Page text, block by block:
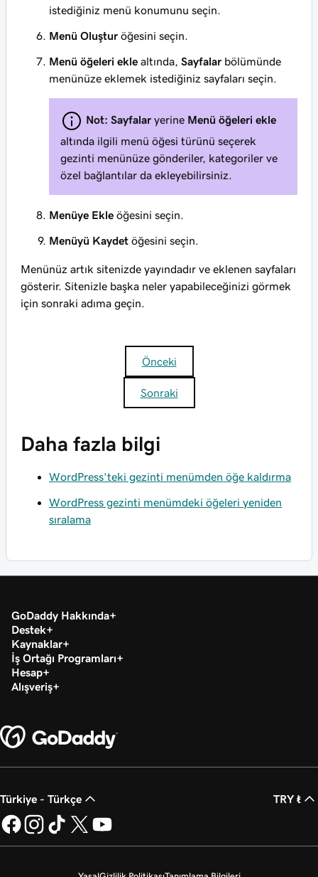
istediğiniz menü konumunu seçin.
Menü Oluştur öğesini seçin.
Menü öğeleri ekle altında, Sayfalar bölümünde
menünüze eklemek istediğiniz sayfaları seçin.
Not: Sayfalar yerine Menü öğeleri ekle
altında ilgili menü öğesi türünü seçerek
gezinti menünüze gönderiler, kategoriler ve
özel bağlantılar da ekleyebilirsiniz.
Menüye Ekle öğesini seçin.
Menüyü Kaydet öğesini seçin.
Menünüz artık sitenizde yayındadır ve eklenen sayfaları
gösterir. Sitenizle başka neler yapabileceğinizi görmek
için sonraki adıma geçin.
Önceki
Sonraki
Daha fazla bilgi
WordPress’teki gezinti menümden öğe kaldırma
WordPress gezinti menümdeki öğeleri yeniden
sıralama
GoDaddy Hakkında
Destek
Kaynaklar
İş Ortağı Programları
Hesap
Alışveriş
Türkiye - Türkçe TRY ₺